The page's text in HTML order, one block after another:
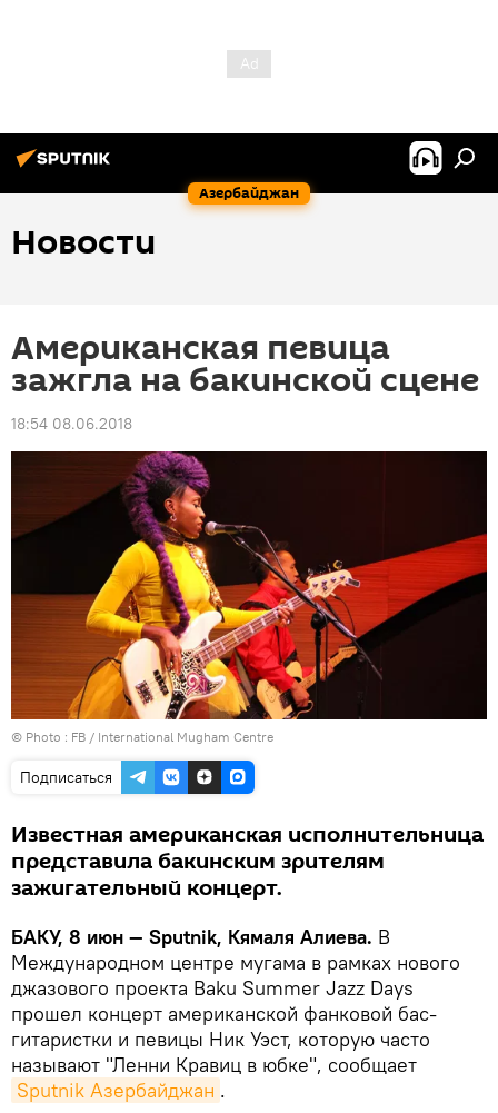
Азербайджан
Новости
Американская певица
зажгла на бакинской сцене
18:54 08.06.2018
© Photo : FB / International Mugham Centre
Подписаться
Известная американская исполнительница
представила бакинским зрителям
зажигательный концерт.
БАКУ, 8 июн — Sputnik, Кямаля Алиева. В
Международном центре мугама в рамках нового
джазового проекта Baku Summer Jazz Days
прошел концерт американской фанковой бас-
гитаристки и певицы Ник Уэст, которую часто
называют "Ленни Кравиц в юбке", сообщает
Sputnik Азербайджан .